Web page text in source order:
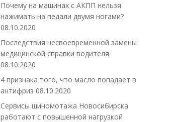
Почему на машинах с АКПП нельзя
нажимать на педали двумя ногами?
08.10.2020
Последствия несвоевременной замены
медицинской справки водителя
08.10.2020
4 признака того, что масло попадает в
антифриз 08.10.2020
Сервисы шиномотажа Новосибирска
работают с повышенной нагрузкой